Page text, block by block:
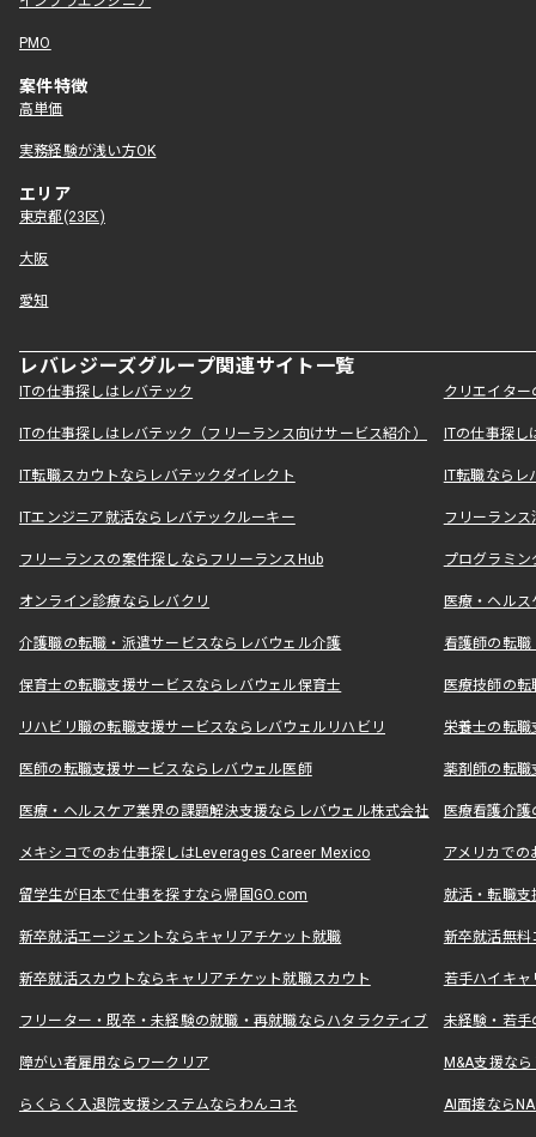
PMO
案件特徴
高単価
実務経験が浅い方OK
エリア
東京都(23区)
大阪
愛知
レバレジーズグループ関連サイト一覧
ITの仕事探しはレバテック クリエイタ
ITの仕事探しはレバテック（フリーランス向けサービス紹介） ITの仕事探
IT転職スカウトならレバテックダイレクト IT転職なら
ITエンジニア就活ならレバテックルーキー フリーラン
フリーランスの案件探しならフリーランスHub プログラミ
オンライン診療ならレバクリ 医療・ヘル
介護職の転職・派遣サービスならレバウェル介護 看護師の転
保育士の転職支援サービスならレバウェル保育士 医療技師の
リハビリ職の転職支援サービスならレバウェルリハビリ 栄養士の転
医師の転職支援サービスならレバウェル医師 薬剤師の転
医療・ヘルスケア業界の課題解決支援ならレバウェル株式会社 医療看護介
メキシコでのお仕事探しはLeverages Career Mexico アメリカで
留学生が日本で仕事を探すなら帰国GO.com 就活・転職
新卒就活エージェントならキャリアチケット就職 新卒就活無料
新卒就活スカウトならキャリアチケット就職スカウト 若手ハイキ
フリーター・既卒・未経験の就職・再就職ならハタラクティブ 未経験・若手
障がい者雇用ならワークリア M&A支援な
らくらく入退院支援システムならわんコネ AI面接なら